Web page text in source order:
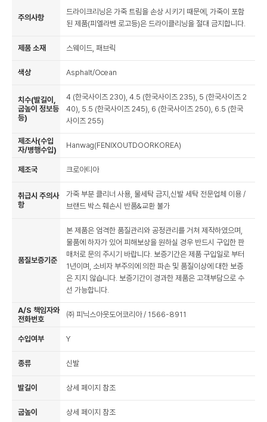
주의사항
드라이크리닝은 가죽 트림을 손상 시키기 때문에, 가죽이 포함
된 제품(피엘라벤 로고등)은 드라이클리닝을 절대 금지합니다.
제품 소재 스웨이드, 패브릭
색상 Asphalt/Ocean
치수(발길이,
굽높이 정보등
등)
4 (한국사이즈 230), 4.5 (한국사이즈 235), 5 (한국사이즈 2
40), 5.5 (한국사이즈 245), 6 (한국사이즈 250), 6.5 (한국
사이즈 255)
제조사(수입
자/병행수입)
Hanwag(FENIXOUTDOORKOREA)
제조국 크로아티아
취급시 주의사
항
가죽 부분 클리너 사용, 물세탁 금지,신발 세탁 전문업체 이용 /
브랜드 박스 훼손시 반품&교환 불가
품질보증기준
본 제품은 엄격한 품질관리와 공정관리를 거쳐 제작하였으며,
물품에 하자가 있어 피해보상을 원하실 경우 반드시 구입한 판
매처로 문의 주시기 바랍니다. 보증기간은 제품 구입일로 부터
1년이며, 소비자 부주의에 의한 파손 및 품질이상에 대한 보증
은 지지 않습니다. 보증기간이 경과한 제품은 고객부담으로 수
선 가능합니다.
A/S 책임자와
전화번호
㈜ 피닉스아웃도어코리아 / 1566-8911
수입여부 Y
종류 신발
발길이 상세 페이지 참조
굽높이 상세 페이지 참조